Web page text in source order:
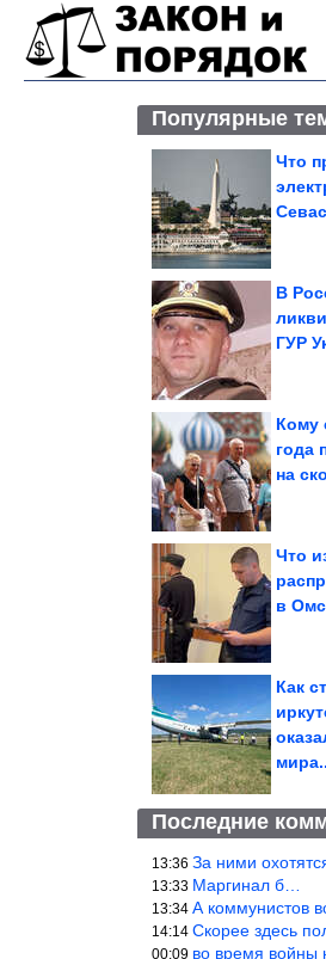
Популярные
Что
В
ГУР
Кому
года
на
Что
в
Как
Последние
13:36 За ними охотятся и их
13:33 Маргинал б…
13:34 А коммунистов воры
14:14 Скорее здесь политика, а не
00:09 во время войны надо и